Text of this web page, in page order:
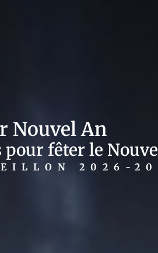
Nouvel An
fêter le
2026-